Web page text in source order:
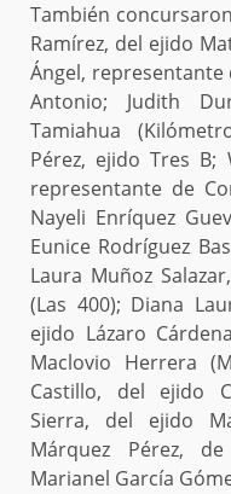
También
Ramírez, del ejido
Ángel, representante
Antonio; Judith
Tamiahua
Pérez, ejido Tres B;
representante de
Nayeli Enríquez
Eunice Rodríguez
Laura Muñoz
(Las 400); Diana
ejido Lázaro
Maclovio Herrera
Castillo, del ejido
Sierra, del ejido
Márquez Pérez,
Marianel García